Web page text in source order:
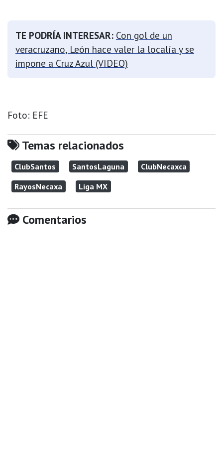
TE PODRÍA INTERESAR: Con gol de un
veracruzano, León hace valer la localía y se
impone a Cruz Azul (VIDEO)
Foto: EFE
Temas relacionados
ClubSantos SantosLaguna
ClubNecaxca
RayosNecaxa
Liga MX
Comentarios